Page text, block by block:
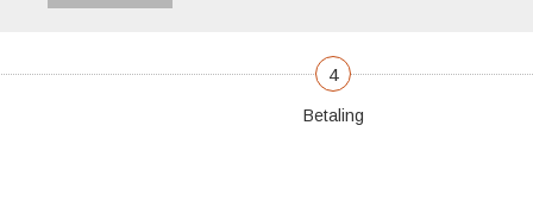
4
Betaling